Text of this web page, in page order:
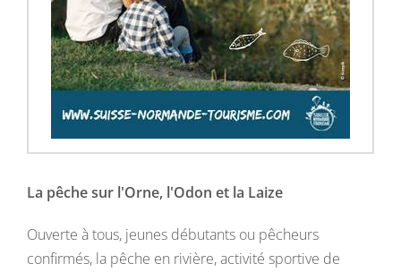
La pêche sur l'Orne, l'Odon et la Laize
Ouverte à tous, jeunes débutants ou pêcheurs
confirmés, la pêche en rivière, activité sportive de